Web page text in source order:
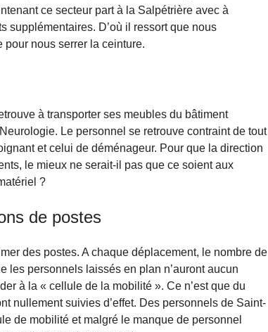
ce secteur part à la Salpétrière avec à
supplémentaires. D’où il ressort que nous
pour nous serrer la ceinture.
à transporter ses meubles du bâtiment
Le personnel se retrouve contraint de tout
et celui de déménageur. Pour que la direction
le mieux ne serait-il pas que ce soient aux
?
de postes
des postes. A chaque déplacement, le nombre de
les personnels laissés en plan n’auront aucun
à la « cellule de la mobilité ». Ce n’est que du
nullement suivies d’effet. Des personnels de Saint-
de mobilité et malgré le manque de personnel